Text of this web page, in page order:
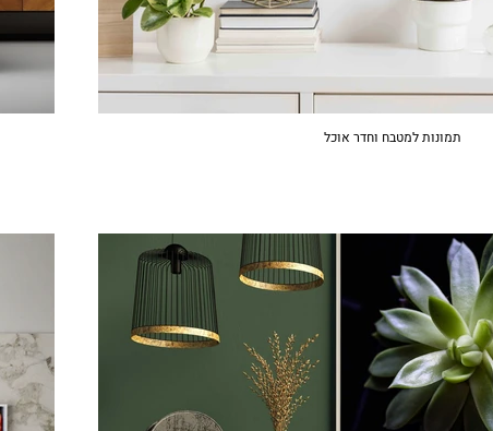
תמונות למטבח וחדר אוכל